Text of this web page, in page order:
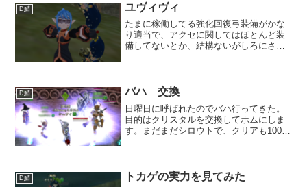
D鯖 ユヴィヴィ
たまに稼働してる強化回復弓装備がかな
り適当で、アクセに関してはほとんど装
備してないとか、結構ないがしろにされ
態はコレ。【 筋力 ...
D鯖 バハ 交換
日曜日に呼ばれたのでバハ行ってきた。
目的はクリスタルを交換してホムにしま
す。まだまだシロウトで、クリアも100%
スタルは入手できたの...
D鯖 トカゲの実力を見てみた